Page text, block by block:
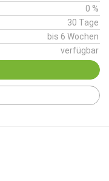
0 %
30 Tage
bis 6 Wochen
verfügbar